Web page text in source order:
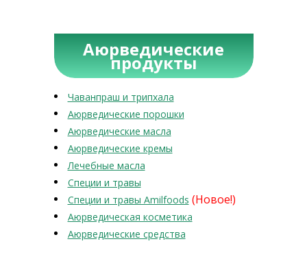
Аюрведические
продукты
Чаванпраш и трипхала
Аюрведические порошки
Аюрведические масла
Аюрведические кремы
Лечебные масла
Специи и травы
Специи и травы Amilfoods (Новое!)
Аюрведическая косметика
Аюрведические средства